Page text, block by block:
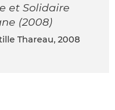
et Solidaire
(2008)
Thareau, 2008